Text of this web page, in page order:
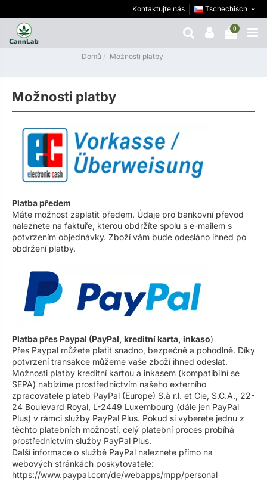
Kontaktujte nás Tschechisch
0
Domů Možnosti platby
Možnosti platby
Platba předem
Máte možnost zaplatit předem. Údaje pro bankovní převod
naleznete na faktuře, kterou obdržíte spolu s e-mailem s
potvrzením objednávky. Zboží vám bude odesláno ihned po
obdržení platby.
Platba přes Paypal (PayPal, kreditní karta, inkaso)
Přes Paypal můžete platit snadno, bezpečně a pohodlně. Díky
potvrzení transakce můžeme vaše zboží ihned odeslat.
Možnosti platby kreditní kartou a inkasem (kompatibilní se
SEPA) nabízíme prostřednictvím našeho externího
zpracovatele plateb PayPal (Europe) S.à r.l. et Cie, S.C.A., 22-
24 Boulevard Royal, L-2449 Luxembourg (dále jen PayPal
Plus) v rámci služby PayPal Plus. Pokud si vyberete jednu z
těchto platebních možností, celý platební proces probíhá
prostřednictvím služby PayPal Plus.
Další informace o službě PayPal naleznete přímo na
webových stránkách poskytovatele:
https://www.paypal.com/de/webapps/mpp/personal